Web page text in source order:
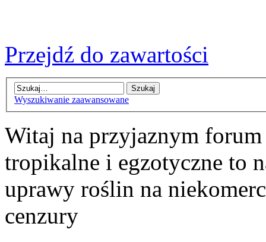
Przejdź do zawartości
Wyszukiwanie zaawansowane
Witaj na przyjaznym
tropikalne i egzotyczne to
uprawy roślin na
cenzury